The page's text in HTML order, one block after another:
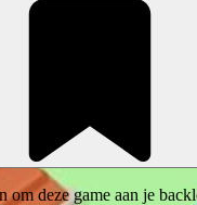
om deze game aan je